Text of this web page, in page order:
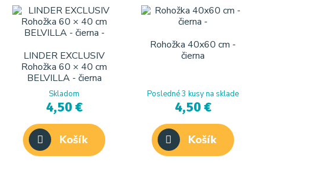
LINDER EXCLUSIV
Rohožka 60 × 40 cm
BELVILLA - čierna
Skladom
4,50 €
Košík
Rohožka 40x60 cm -
čierna
Posledné 3 kusy na sklade
4,50 €
Košík